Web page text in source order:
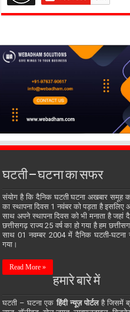
घटती – घटना का सफर
संयोग है कि दैनिक घटती घटना अखबार समूह
का स्थापना दिवस 1 नवंबर को पड़ता है
साथ अपने स्थापना दिवस को भी मनाता है जहां
छत्तीसगढ़ राज्य 25 वर्ष का हो गया है हम
साथ 01 नवम्बर 2004 में दैनिक घटती-घटना
गया।
Read More »
हमारे बारे में
घटती – घटना एक हिंदी न्यूज़ पोर्टलहै जिसमें